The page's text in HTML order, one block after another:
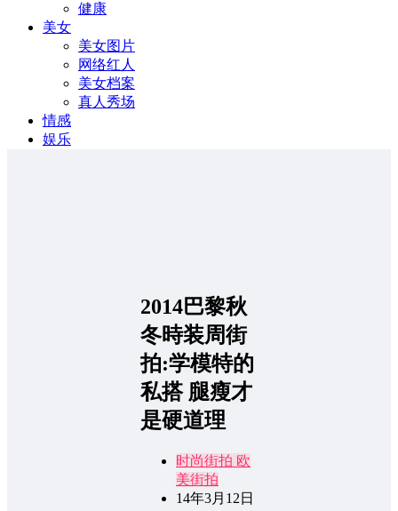
健康
美女
美女图片
网络红人
美女档案
真人秀场
情感
娱乐
2014巴黎秋
冬時装周街
拍:学模特的
私搭 腿瘦才
是硬道理
时尚街拍 欧
美街拍
14年3月12日